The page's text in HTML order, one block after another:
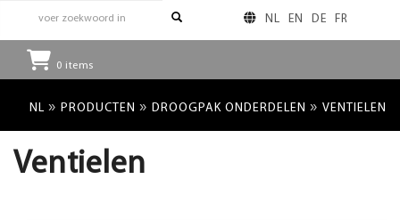
NL EN DE FR
0 items
NL » PRODUCTEN » DROOGPAK ONDERDELEN » VENTIELEN
Ventielen